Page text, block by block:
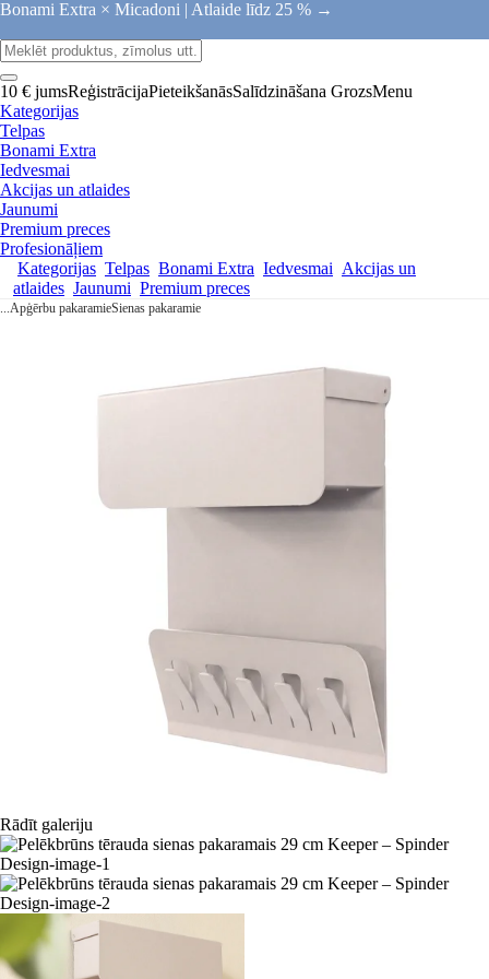
Bonami Extra × Micadoni | Atlaide līdz 25 % →
10 € jumsReģistrācijaPieteikšanāsSalīdzināšana GrozsMenu
Kategorijas
Telpas
Bonami Extra
Iedvesmai
Akcijas un atlaides
Jaunumi
Premium preces
Profesionāļiem
Kategorijas Telpas Bonami Extra Iedvesmai Akcijas un
atlaides Jaunumi Premium preces
...Apģērbu pakaramieSienas pakaramie
Rādīt galeriju